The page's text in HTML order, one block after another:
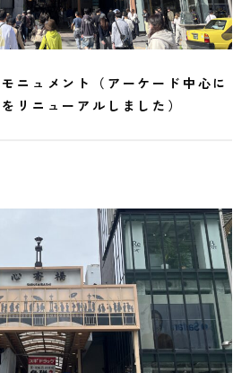
ニュメント（アーケード中心に
リニューアルしました）